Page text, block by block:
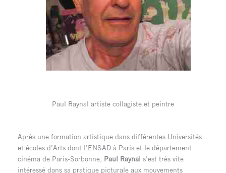
Paul Raynal artiste collagiste et peintre
Après une formation artistique dans différentes Universités
et écoles d’Arts dont l’ENSAD à Paris et le département
cinéma de Paris-Sorbonne, Paul Raynal s’est très vite
intéressé dans sa pratique picturale aux mouvements